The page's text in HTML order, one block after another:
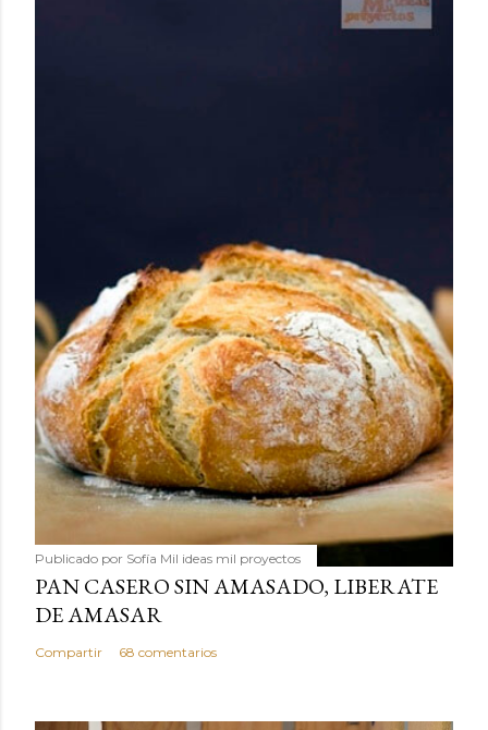
Publicado por Sofía Mil ideas mil proyectos
PAN CASERO SIN AMASADO, LIBERATE
DE AMASAR
Compartir 68 comentarios